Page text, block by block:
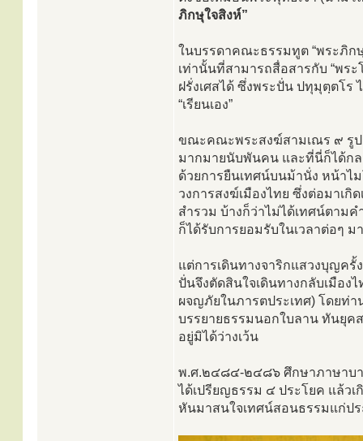
ภิกษุใจสิงห์”
ในบรรดาคณะธรรมทูต “พระภิก
เท่านั้นที่สามารถสื่อสารกับ “พร
ฝรั่งเศสได้ ซึ่งพระปั่น ปทุมุตฺตโร
“เรียนเอง”
ขณะคณะพระสงฆ์สามเณร ๙ รูป
มากมายนับพันคน และที่นี่ก็ได้กล
ด้วยการยืนเทศน์บนม้านั่ง หน้าไ
วงการสงฆ์เมืองไทย ซึ่งต่อมาเกิ
สำรวม บ้างก็ว่าไม่ได้เทศน์ตาม
ก็ได้รับการยอมรับในเวลาต่อๆ มา
แต่การเดินทางจาริกแสวงบุญครั้
ปั่นจึงตัดสินใจเดินทางกลับเมือ
ผจญภัยในภารตประเทศ) โดยท่า
บรรยายธรรมนอกใบลาน ทันยุค
อยู่มิได้ว่างเว้น
พ.ศ.๒๔๘๔-๒๔๘๖ ศึกษาภาษาบา
ได้เปรียญธรรม ๔ ประโยค แล้วเ
หันมาสนใจเทศน์สอนธรรมแก่ป